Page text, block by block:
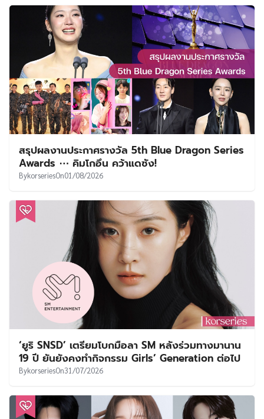
สรุปผลงานประกาศรางวัล 5th Blue Dragon Series
Awards ⋯ คิมโกอึน คว้าแดซัง!
BykorseriesOn01/08/2026
‘ยูริ SNSD’ เตรียมโบกมือลา SM หลังร่วมทางมานาน
19 ปี ยันยังคงทำกิจกรรม Girls’ Generation ต่อไป
BykorseriesOn31/07/2026